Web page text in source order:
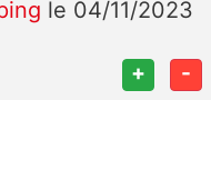
le 04/11/2023
+ -